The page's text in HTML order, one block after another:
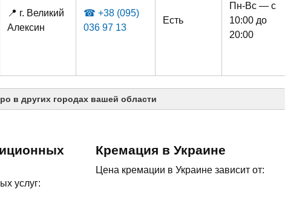
📍 г. Великий
Алексин
☎ +38 (095)
036 97 13
Есть
Пн-Вс — с
10:00 до
20:00
в других городах вашей области
услуг:
Кремация в Украине
Цена кремации в Украине зависит от: